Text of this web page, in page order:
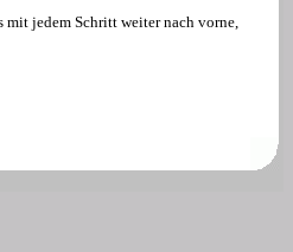
mit jedem Schritt weiter nach vorne,